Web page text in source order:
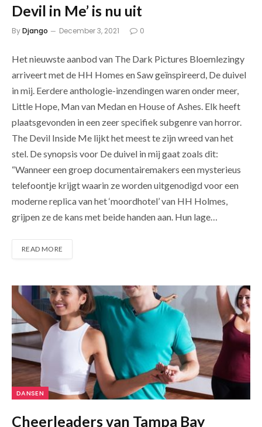
Devil in Me’ is nu uit
ByDjango December 3, 2021 0
Het nieuwste aanbod van The Dark Pictures Bloemlezingy
arriveert met de HH Homes en Saw geïnspireerd, De duivel
in mij. Eerdere anthologie-inzendingen waren onder meer,
Little Hope, Man van Medan en House of Ashes. Elk heeft
plaatsgevonden in een zeer specifiek subgenre van horror.
The Devil Inside Me lijkt het meest te zijn wreed van het
stel. De synopsis voor De duivel in mij gaat zoals dit:
“Wanneer een groep documentairemakers een mysterieus
telefoontje krijgt waarin ze worden uitgenodigd voor een
moderne replica van het ‘moordhotel’ van HH Holmes,
grijpen ze de kans met beide handen aan. Hun lage…
READ MORE
DANSEN
Cheerleaders van Tampa Bay